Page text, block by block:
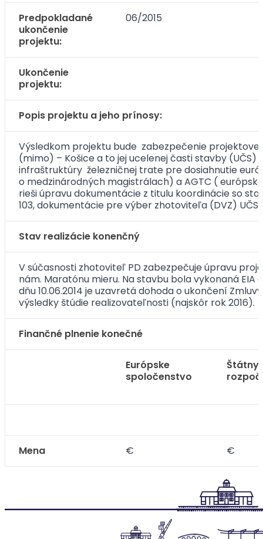
Predpokladané
ukončenie
projektu:
06/2015
Ukončenie
projektu:
Popis projektu a jeho prínosy:
Výsledkom projektu bude zabezpečenie
(mimo) – Košice a to jej ucelenej časti stavby (UČS)
infraštruktúry železničnej trate pre dosiahnutie
o medzinárodných magistrálach) a AGTC (
rieši úpravu dokumentácie z titulu koordinácie so
103, dokumentácie pre výber zhotoviteľa (DVZ) UČS
Stav realizácie konenčný
V súčasnosti zhotoviteľ PD zabezpečuje úpravu
nám. Maratónu mieru. Na stavbu bola vykonaná EIA
dňu 10.06.2014 je uzavretá dohoda o ukončení
výsledky štúdie realizovateľnosti (najskôr rok 2016).
Finančné plnenie konečné
Európske
spoločenstvo
Štátny
Mena € €